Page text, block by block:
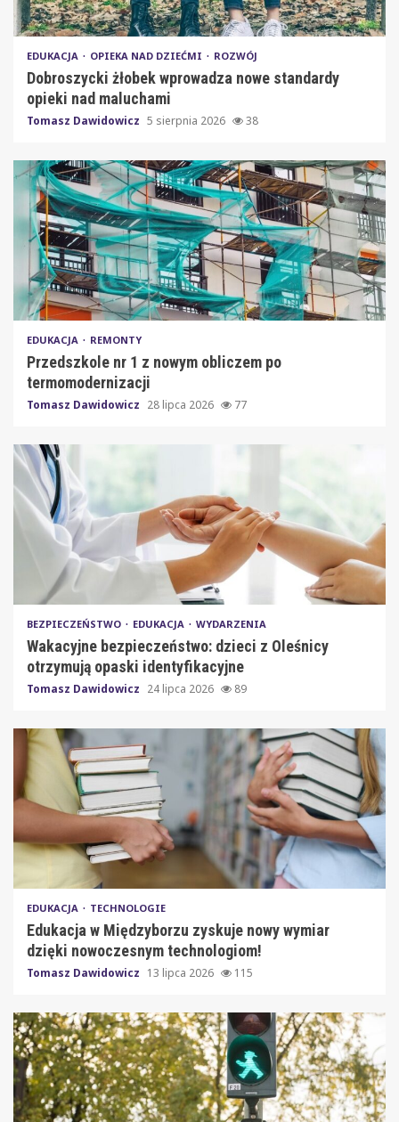
EDUKACJA OPIEKA NAD DZIEĆMI ROZWÓJ
Dobroszycki żłobek wprowadza nowe standardy
opieki nad maluchami
Tomasz Dawidowicz 5 sierpnia 2026 38
EDUKACJA REMONTY
Przedszkole nr 1 z nowym obliczem po
termomodernizacji
Tomasz Dawidowicz 28 lipca 2026 77
BEZPIECZEŃSTWO EDUKACJA WYDARZENIA
Wakacyjne bezpieczeństwo: dzieci z Oleśnicy
otrzymują opaski identyfikacyjne
Tomasz Dawidowicz 24 lipca 2026 89
EDUKACJA TECHNOLOGIE
Edukacja w Międzyborzu zyskuje nowy wymiar
dzięki nowoczesnym technologiom!
Tomasz Dawidowicz 13 lipca 2026 115